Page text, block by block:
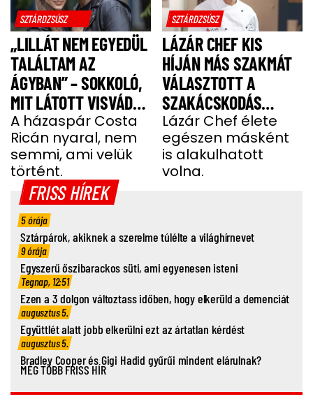
SZTÁRDZSÚSZ
„LILLÁT NEM EGYEDÜL
TALÁLTAM AZ
ÁGYBAN” – SOKKOLÓ,
MIT LÁTOTT VISVÁDER
TAMÁS
A házaspár Costa
Ricán nyaral, nem
semmi, ami velük
történt.
SZTÁRDZSÚSZ
LÁZÁR CHEF KIS
HÍJÁN MÁS SZAKMÁT
VÁLASZTOTT A
SZAKÁCSKODÁS
HELYETT
Lázár Chef élete
egészen másként
is alakulhatott
volna.
FRISS HÍREK
5 órája
Sztárpárok, akiknek a szerelme túlélte a világhírnevet
9 órája
Egyszerű őszibarackos süti, ami egyenesen isteni
Tegnap, 12:51
Ezen a 3 dolgon változtass időben, hogy elkerüld a demenciát
augusztus 5.
Együttlét alatt jobb elkerülni ezt az ártatlan kérdést
augusztus 5.
Bradley Cooper és Gigi Hadid gyűrűi mindent elárulnak?
MÉG TÖBB FRISS HÍR